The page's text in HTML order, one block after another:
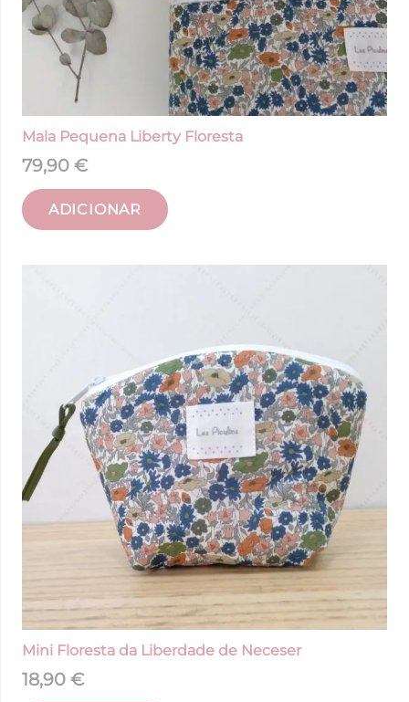
Mala Pequena Liberty Floresta
79,90 €
ADICIONAR
Mini Floresta da Liberdade de Neceser
18,90 €